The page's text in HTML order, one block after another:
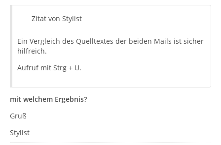
Zitat von Stylist
Ein Vergleich des Quelltextes der beiden Mails ist sicher
hilfreich.
Aufruf mit Strg + U.
mit welchem Ergebnis?
Gruß
Stylist